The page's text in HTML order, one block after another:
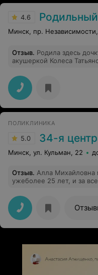
4.6
Минск, пр.
Отзыв. Родила здесь
акушеркой Колеса
выделять и дорожить
идеально: и ребеночка
разрывов, ни сильной
Всем желаю у таких
сказать спасибо врачам
огромный поток
как конвейер), им
ПОЛИКЛИНИКА
5.0 34-я центральная районная
Минск, ул. Кульман, 22
Отзыв. Алла Михайловна
ужеболее 25 лет, и за
благодарности.
человек. Спасибо